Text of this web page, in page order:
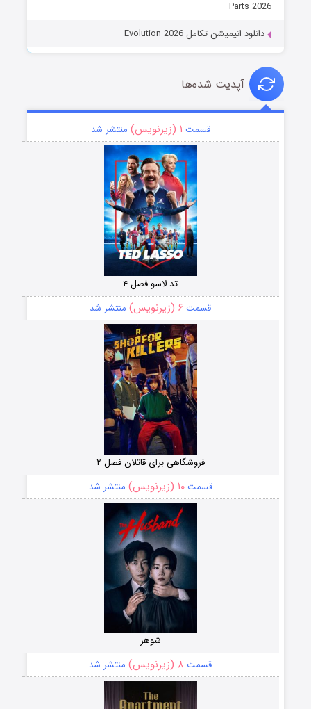
Parts 2026
دانلود انیمیشن تکامل Evolution 2026
آپدیت شده‌ها
قسمت ۱ (زیرنویس) منتشر شد
تد لاسو فصل ۴
قسمت ۶ (زیرنویس) منتشر شد
فروشگاهی برای قاتلان فصل ۲
قسمت۱۰ (زیرنویس) منتشر شد
شوهر
قسمت ۸ (زیرنویس) منتشر شد